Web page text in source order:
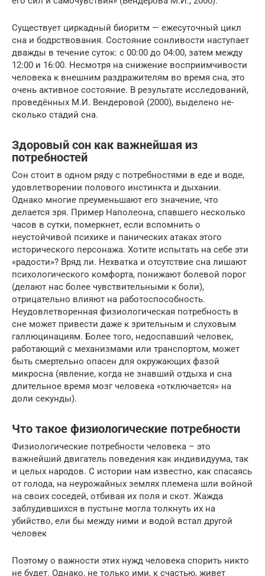
Существует циркадный биоритм — ежесуточный цикл
сна и бодрствования. Состояние сонливости наступает
дваж­ды в течение суток: с 00:00 до 04:00, затем между
12:00 и 16:00. Не­смотря на снижение восприимчивости
человека к внешним раздра­жителям во время сна, это
очень активное состояние. В результате исследований,
проведённых М.И. Вендеровой (2000), выделено не­
сколько стадий сна.
Здоровый сон как важнейшая из
потребностей
Сон стоит в одном ряду с потребностями в еде и воде,
удовлетворении полового инстинкта и дыхании.
Однако многие преуменьшают его значение, что
делается зря. Пример Наполеона, спавшего несколько
часов в сутки, померкнет, если вспомнить о
неустойчивой психике и панических атаках этого
исторического персонажа. Хотите испытать на себе эти
«радости»? Вряд ли. Нехватка и отсутствие сна лишают
психологического комфорта, понижают болевой порог
(делают нас более чувствительными к боли),
отрицательно влияют на работоспособность.
Неудовлетворенная физиологическая потребность в
сне может привести даже к зрительным и слуховым
галлюцинациям. Более того, недоспавший человек,
работающий с механизмами или транспортом, может
быть смертельно опасен для окружающих фазой
микросна (явление, когда не знавший отдыха и сна
длительное время мозг человека «отключается» на
доли секунды).
Что такое физиологические потребности
Физиологические потребности человека – это
важнейший двигатель поведения как индивидуума, так
и целых народов. С истории нам известно, как спасаясь
от голода, на неурожайных землях племена шли войной
на своих соседей, отбивая их поля и скот. Жажда
заблудившихся в пустыне могла толкнуть их на
убийство, ели бы между ними и водой встал другой
человек
Поэтому о важности этих нужд человека спорить никто
не будет. Однако, не только ими, к счастью, живет